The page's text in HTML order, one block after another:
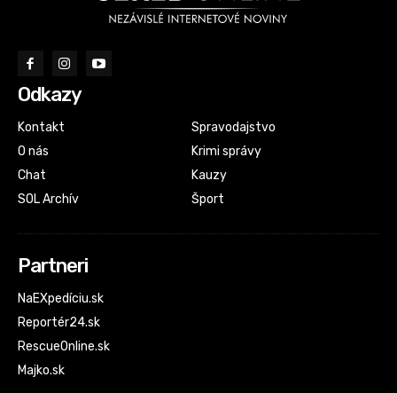
Odkazy
Kontakt
O nás
Chat
SOL Archív
Spravodajstvo
Krimi správy
Kauzy
Šport
Partneri
NaEXpedíciu.sk
Reportér24.sk
RescueOnline.sk
Majko.sk